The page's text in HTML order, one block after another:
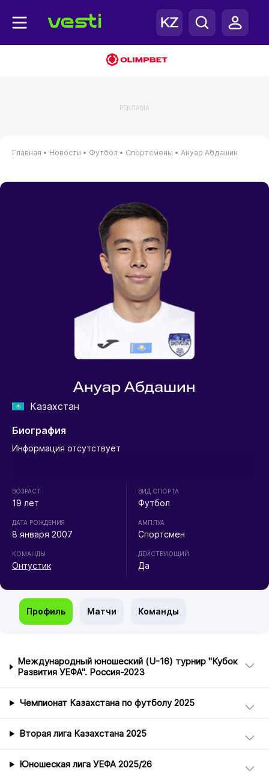
РЕКЛАМА
Главная • Новости • Футбол • Спортсмены • Ануар Абдашин
Ануар Абдашин
Казахстан
Биография
Информация отсутствует
ВОЗРАСТ
19 лет
ДАТА РОЖДЕНИЯ
8 января 2007
КОМАНДЫ
Онтустик
ВИД СПОРТА
Футбол
АМПЛУА
Спортсмен
ДЕЙСТВУЮЩИЙ
Да
Профиль Матчи Команды
Международный юношеский (U-16) турнир "Кубок
Развития УЕФА". Россия-2023
Чемпионат Казахстана по футболу 2025
Вторая лига Казахстана 2025
Юношеская лига УЕФА 2025/26